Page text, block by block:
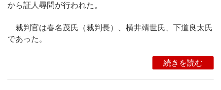
から証人尋問が行われた。
裁判官は春名茂氏（裁判長）、横井靖世氏、下道良太氏
であった。
続きを読む